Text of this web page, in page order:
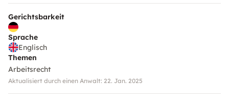
Gerichtsbarkeit
Sprache
Englisch
Themen
Arbeitsrecht
Aktualisiert durch einen Anwalt: 22. Jan. 2025